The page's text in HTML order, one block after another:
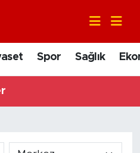
Spor Sağlık